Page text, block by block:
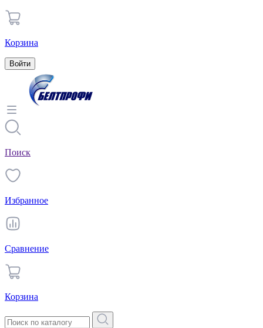
Корзина
Войти
Поиск
Избранное
Сравнение
Корзина